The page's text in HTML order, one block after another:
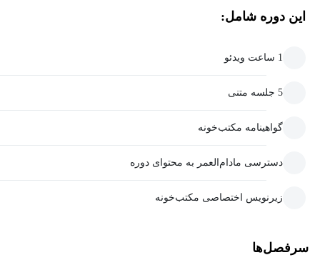
این دوره شامل:
1 ساعت ویدئو
5 جلسه متنی
گواهینامه مکتب‌خونه
دسترسی مادام‌العمر به محتوای دوره
زیرنویس اختصاصی مکتب‌خونه
سرفصل‌ها